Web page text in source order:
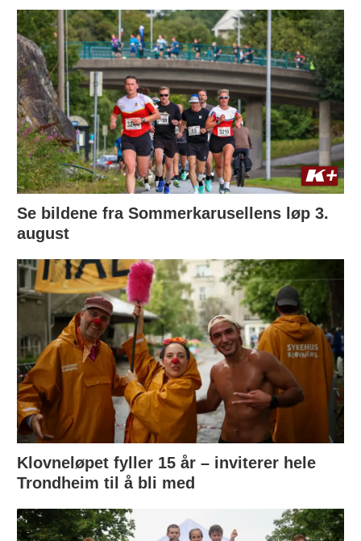
Se bildene fra Sommerkarusellens løp 3.
august
Klovneløpet fyller 15 år – inviterer hele
Trondheim til å bli med